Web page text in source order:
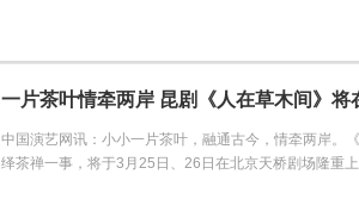
一片茶叶情牵两岸 昆剧《人在草木间》将
中国演艺网讯：小小一片茶叶，融通古今，情牵两岸。
绎茶禅一事，将于3月25日、26日在北京天桥剧场隆重